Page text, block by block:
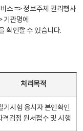
스 => 정보주체 권리행사
기관명에
확인할 수 있습니다.
처리목적
기시험 응시자 본인확인
격검정 원서접수 및 시행